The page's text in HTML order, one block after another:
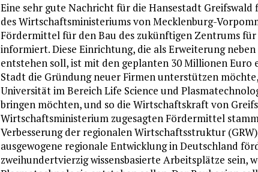
Eine sehr gute Nachricht für die Hansestadt
des Wirtschaftsministeriums von Mecklenburg-
Fördermittel für den Bau des zukünftigen Zentrums für
informiert. Diese Einrichtung, die als Erweiterung
entstehen soll, ist mit den geplanten 30 Millionen
Stadt die Gründung neuer Firmen unterstützen
Universität im Bereich Life Science und
bringen möchten, und so die Wirtschaftskraft von
Wirtschaftsministerium zugesagten Fördermittel
Verbesserung der regionalen Wirtschaftsstruktur
ausgewogene regionale Entwicklung in Deutschland
zweihundertvierzig wissensbasierte Arbeitsplätze sein,